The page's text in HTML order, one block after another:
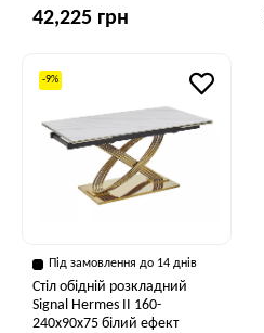
42,225 грн
-9%
Під замовлення до 14 днів
Стіл обідній розкладний
Signal Hermes II 160-
240x90x75 білий ефект